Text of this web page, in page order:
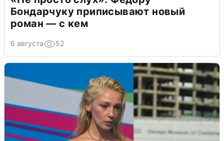
Бондарчуку приписывают новый
роман — с кем
6 августа 52